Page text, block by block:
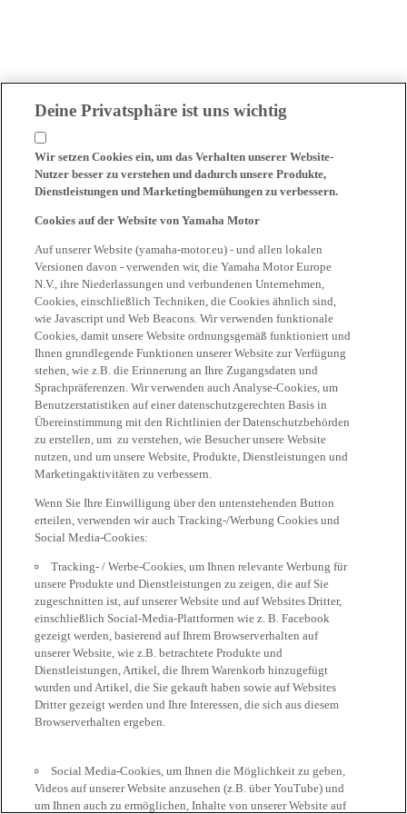
Deine Privatsphäre ist uns wichtig
Wir setzen Cookies ein, um das Verhalten unserer Website-
Nutzer besser zu verstehen und dadurch unsere Produkte,
Dienstleistungen und Marketingbemühungen zu verbessern.
Cookies auf der Website von Yamaha Motor
Auf unserer Website (yamaha-motor.eu) - und allen lokalen
Versionen davon - verwenden wir, die Yamaha Motor Europe
N.V., ihre Niederlassungen und verbundenen Unternehmen,
Cookies, einschließlich Techniken, die Cookies ähnlich sind,
wie Javascript und Web Beacons. Wir verwenden funktionale
Cookies, damit unsere Website ordnungsgemäß funktioniert und
Ihnen grundlegende Funktionen unserer Website zur Verfügung
stehen, wie z.B. die Erinnerung an Ihre Zugangsdaten und
Sprachpräferenzen. Wir verwenden auch Analyse-Cookies, um
Benutzerstatistiken auf einer datenschutzgerechten Basis in
Übereinstimmung mit den Richtlinien der Datenschutzbehörden
zu erstellen, um zu verstehen, wie Besucher unsere Website
nutzen, und um unsere Website, Produkte, Dienstleistungen und
Marketingaktivitäten zu verbessern.
Wenn Sie Ihre Einwilligung über den untenstehenden Button
erteilen, verwenden wir auch Tracking-/Werbung Cookies und
Social Media-Cookies:
Tracking- / Werbe-Cookies, um Ihnen relevante Werbung für
unsere Produkte und Dienstleistungen zu zeigen, die auf Sie
zugeschnitten ist, auf unserer Website und auf Websites Dritter,
einschließlich Social-Media-Plattformen wie z. B. Facebook
gezeigt werden, basierend auf Ihrem Browserverhalten auf
unserer Website, wie z.B. betrachtete Produkte und
Dienstleistungen, Artikel, die Ihrem Warenkorb hinzugefügt
wurden und Artikel, die Sie gekauft haben sowie auf Websites
Dritter gezeigt werden und Ihre Interessen, die sich aus diesem
Browserverhalten ergeben.
Social Media-Cookies, um Ihnen die Möglichkeit zu geben,
Videos auf unserer Website anzusehen (z.B. über YouTube) und
um Ihnen auch zu ermöglichen, Inhalte von unserer Website auf